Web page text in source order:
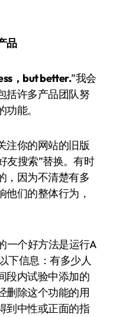
品
，but better.”我会
括许多产品团队努
能。
注你的网站的旧版
友搜索”替换。有时
，因为不清楚有多
他们的整体行为，
一个好方法是运行A
下信息：有多少人
段内试验中添加的
删除这个功能的用
到中性或正面的指